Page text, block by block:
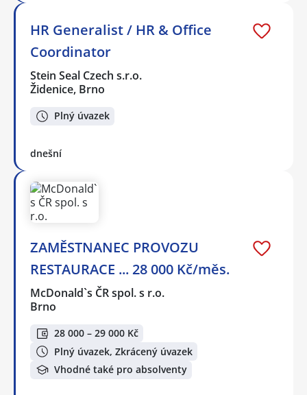
HR Generalist / HR & Office
Coordinator
Stein Seal Czech s.r.o.
Židenice, Brno
Plný úvazek
dnešní
ZAMĚSTNANEC PROVOZU
RESTAURACE ... 28 000 Kč/měs.
McDonald`s ČR spol. s r.o.
Brno
28 000 – 29 000 Kč
Plný úvazek, Zkrácený úvazek
Vhodné také pro absolventy